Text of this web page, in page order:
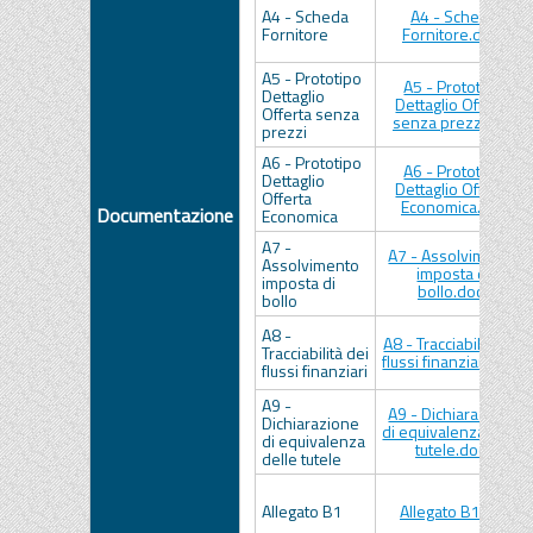
Documentazione
A4 - Scheda
Fornitore
A4 - Scheda
Fornitore.docx
A5 - Prototipo
Dettaglio
Offerta senza
prezzi
A5 - Prototipo
Dettaglio Offerta
senza prezzi.xlsx
A6 - Prototipo
Dettaglio
Offerta
Economica
A6 - Prototipo
Dettaglio Offerta
Economica.xlsx
A7 -
Assolvimento
imposta di
bollo
A7 - Assolvimento
imposta di
bollo.docx
A8 -
Tracciabilità dei
flussi finanziari
A8 - Tracciabilità dei
flussi finanziari.docx
A9 -
Dichiarazione
di equivalenza
delle tutele
A9 - Dichiarazione
di equivalenza delle
tutele.docx
Allegato B1 Allegato B1.pdf